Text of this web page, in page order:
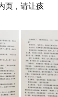
页，请让孩